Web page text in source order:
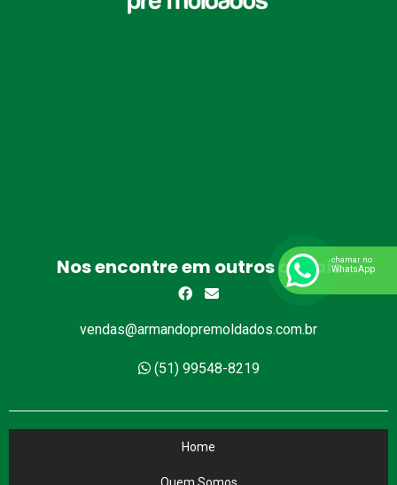
Nos encontre em outros canais
vendas@armandopremoldados.com.br
(51) 99548-8219
Home
chamar no
WhatsApp